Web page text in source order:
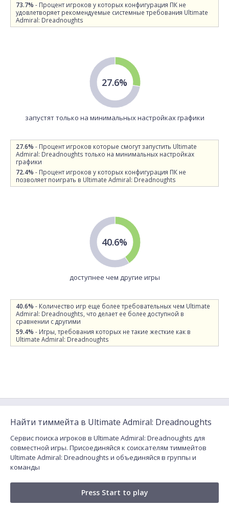
73.7% - Процент игроков у которых конфигурация ПК не
удовлетворяет рекомендуемые системные требования Ultimate
Admiral: Dreadnoughts
27.6%
запустят только на минимальных настройках графики
27.6% - Процент игроков которые смогут запустить Ultimate
Admiral: Dreadnoughts только на минимальных настройках
графики
72.4% - Процент игроков у которых конфигурация ПК не
позволяет поиграть в Ultimate Admiral: Dreadnoughts
40.6%
доступнее чем другие игры
40.6% - Количество игр еще более требовательных чем Ultimate
Admiral: Dreadnoughts, что делает ее более доступной в
сравнении с другими
59.4% - Игры, требования которых не такие жесткие как в
Ultimate Admiral: Dreadnoughts
Найти тиммейта в Ultimate Admiral: Dreadnoughts
Сервис поиска игроков в Ultimate Admiral: Dreadnoughts для
совместной игры. Присоединяйся к соискателям тиммейтов
Ultimate Admiral: Dreadnoughts и объединяйся в группы и
команды
Press Start to play